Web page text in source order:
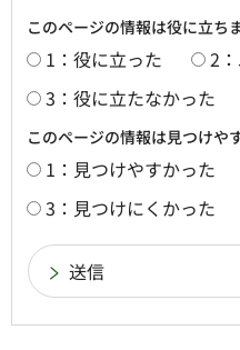
このページの情報は役に立ち
1：役に立った
2
3：役に立たなかった
このページの情報は見つけや
1：見つけやすかった
3：見つけにくかった